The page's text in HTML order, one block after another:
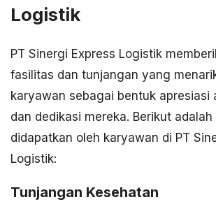
Logistik
PT Sinergi Express Logistik
fasilitas dan tunjangan yang
karyawan sebagai bentuk apresiasi
dan dedikasi mereka. Berikut
didapatkan oleh karyawan di PT
Logistik:
Tunjangan Kesehatan